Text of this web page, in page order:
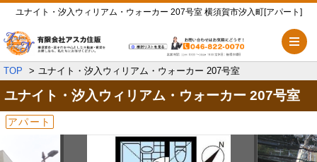
ユナイト・汐入ウィリアム・ウォーカー 207号室 横須賀市汐入町[アパート]
TOP ユナイト・汐入ウィリアム・ウォーカー 207号室
ユナイト・汐入ウィリアム・ウォーカー 207号室
アパート